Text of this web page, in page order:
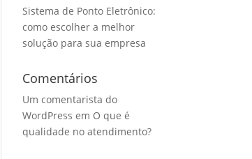
Sistema de Ponto Eletrônico:
como escolher a melhor
solução para sua empresa
Comentários
Um comentarista do
WordPress em O que é
qualidade no atendimento?